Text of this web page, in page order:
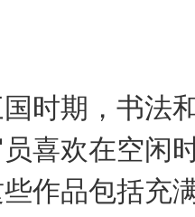
时期，书法
喜欢在空闲
作品包括充